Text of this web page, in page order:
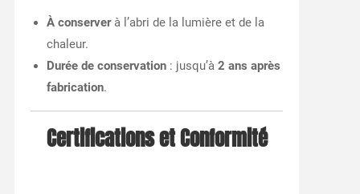
À conserverà l’abri de la lumière et de la
chaleur.
Durée de conservation: jusqu’à 2 ans après
fabrication.
Certifications et Conformité